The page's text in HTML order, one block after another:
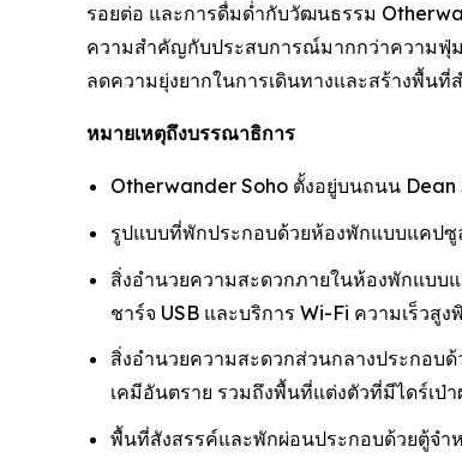
รอยต่อ และการดื่มด่ำกับวัฒนธรรม
ความสำคัญกับประสบการณ์มากกว่าความฟุ่ม
ลดความยุ่งยากในการเดินทางและสร้างพื้น
หมายเหตุถึงบรรณาธิการ
Otherwander Soho ตั้งอยู่บนถนน Dean
รูปแบบที่พักประกอบด้วยห้องพักแบบแคปซู
สิ่งอำนวยความสะดวกภายในห้องพักแบบ
ชาร์จ USB และบริการ Wi-Fi ความเร็วสูง
สิ่งอำนวยความสะดวกส่วนกลางประกอบ
เคมีอันตราย รวมถึงพื้นที่แต่งตัวที่มีไดร์เป่า
พื้นที่สังสรรค์และพักผ่อนประกอบด้วยตู้จำ